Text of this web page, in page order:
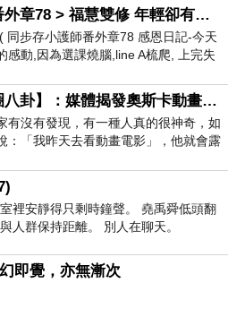
小護師番外章78 > 福慧雙修 年輕卻有個老靈魂 ㄑ金剛經〉podcast
步存小護師番外章78 感恩日記-今天
感動,因為選課燒腦,line A梳爬, 上完失
來傾
【電影圈八卦】：媒體揭發奧斯卡動畫項目投票醜聞！好萊塢為什麼看不起動畫電影？
有沒有發現，有一種人真的很神奇，如
：「我昨天去看動畫電影」，他就會露
的微笑，然後問你是不是陪小
裡安靜得只剩時鐘聲。 堯禹舜低頭翻
人群保持距離。 別人在聊天。
即覺，亦無漸次